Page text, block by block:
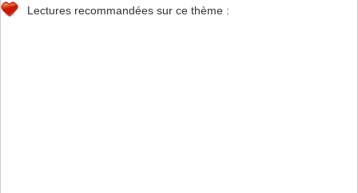
Lectures recommandées sur ce thème :